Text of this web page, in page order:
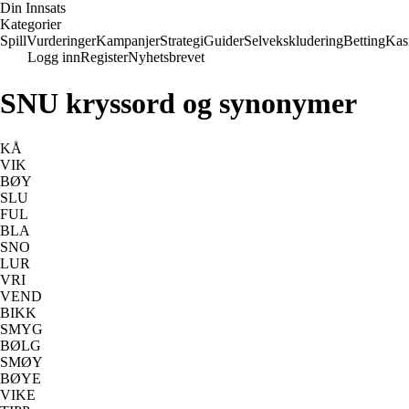
Din Innsats
Kategorier
SpillVurderingerKampanjerStrategiGuiderSelvekskluderingBetting
Logg innRegisterNyhetsbrevet
SNU kryssord og synonymer
KÅ
VIK
BØY
SLU
FUL
BLA
SNO
LUR
VRI
VEND
BIKK
SMYG
BØLG
SMØY
BØYE
VIKE